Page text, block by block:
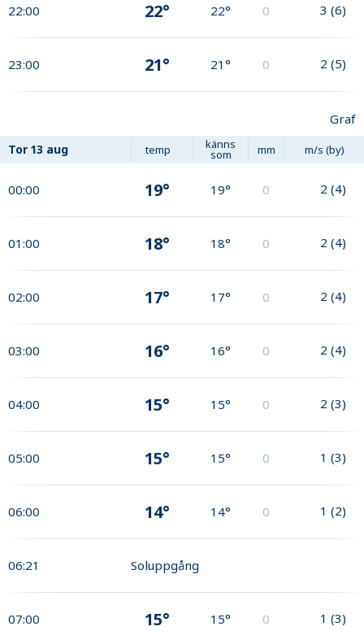
22:00 22° 22° 0 3 (6)
23:00 21° 21° 0 2 (5)
Graf
Tor 13 aug temp känns
som mm m/s (by)
00:00 19° 19° 0 2 (4)
01:00 18° 18° 0 2 (4)
02:00 17° 17° 0 2 (4)
03:00 16° 16° 0 2 (4)
04:00 15° 15° 0 2 (3)
05:00 15° 15° 0 1 (3)
06:00 14° 14° 0 1 (2)
06:21 Soluppgång
07:00 15° 15° 0 1 (3)